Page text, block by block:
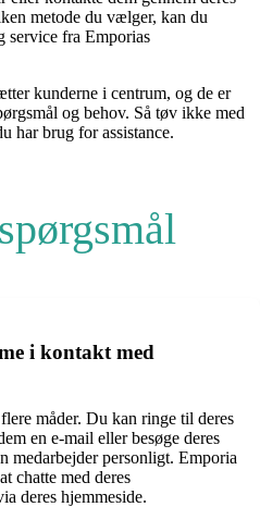
metode du vælger, kan du
service fra Emporias
kunderne i centrum, og de er
og behov. Så tøv ikke med
har brug for assistance.
i kontakt med
måder. Du kan ringe til deres
en e-mail eller besøge deres
medarbejder personligt. Emporia
chatte med deres
deres hjemmeside.